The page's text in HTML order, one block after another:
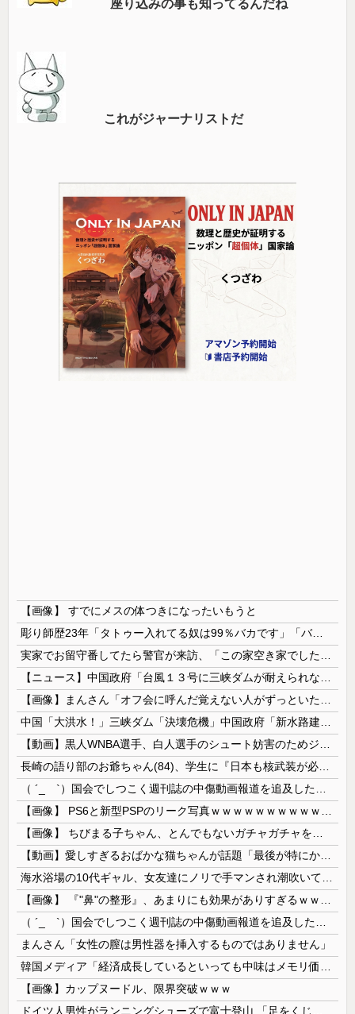
座り込みの事も知ってるんだね
これがジャーナリストだ
【画像】 すでにメスの体つきになったいもうと
彫り師歴23年「タトゥー入れてる奴は99％バカです」「バカは5000円が好き」無断キャンセル、挨拶できない、金がない…客層をぶっちゃけ
まんさん「女性の膣は男性器を挿入するものではありません」
【画像】カップヌードル、限界突破ｗｗｗ